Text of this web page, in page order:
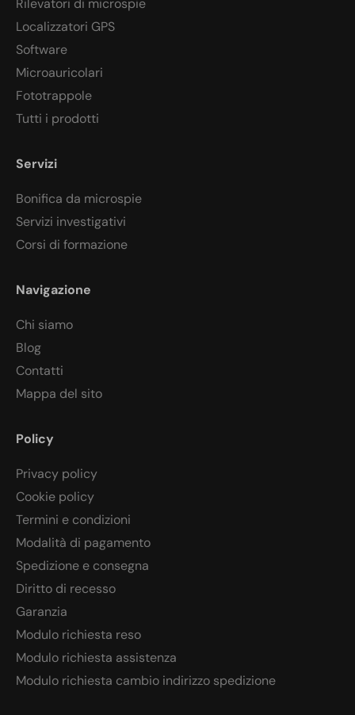
Rilevatori di microspie
Localizzatori GPS
Software
Microauricolari
Fototrappole
Tutti i prodotti
Servizi
Bonifica da microspie
Servizi investigativi
Corsi di formazione
Navigazione
Chi siamo
Blog
Contatti
Mappa del sito
Policy
Privacy policy
Cookie policy
Termini e condizioni
Modalità di pagamento
Spedizione e consegna
Diritto di recesso
Garanzia
Modulo richiesta reso
Modulo richiesta assistenza
Modulo richiesta cambio indirizzo spedizione